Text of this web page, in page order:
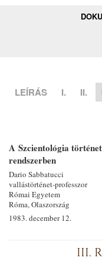
LEÍRÁS I. II.
A Szcientológia
rendszerben
Dario Sabbatucci
vallástörténet-professzor
Római Egyetem
Róma, Olaszország
1983. december 12.
III.